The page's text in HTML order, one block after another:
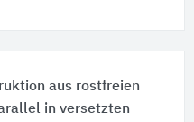
aus rostfreien
in versetzten